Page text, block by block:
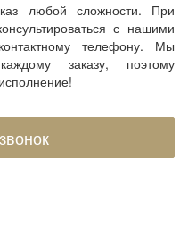
любой сложности. При
с нашими
телефону. Мы
заказу, поэтому